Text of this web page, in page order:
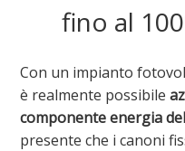
fino al
Con un impianto
è realmente possibile
componente energia
presente che i canoni